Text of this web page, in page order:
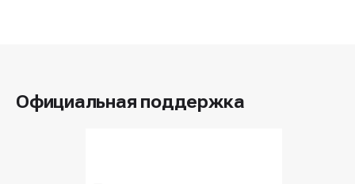
Официальная поддержка